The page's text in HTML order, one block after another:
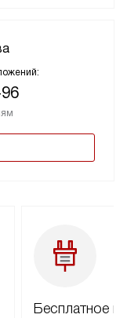
Бесплатное